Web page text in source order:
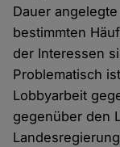
Dauer
bestimmten
der Interessen
Problematisch
Lobbyarbeit
gegenüber den